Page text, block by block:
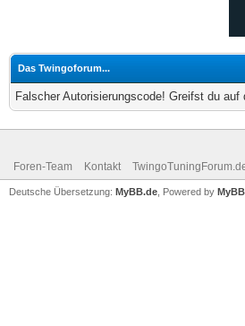
Das Twingoforum...
Falscher Autorisierungscode! Greifst du
Foren-Team Kontakt
Deutsche Übersetzung: MyBB.de , Powered by MyBB